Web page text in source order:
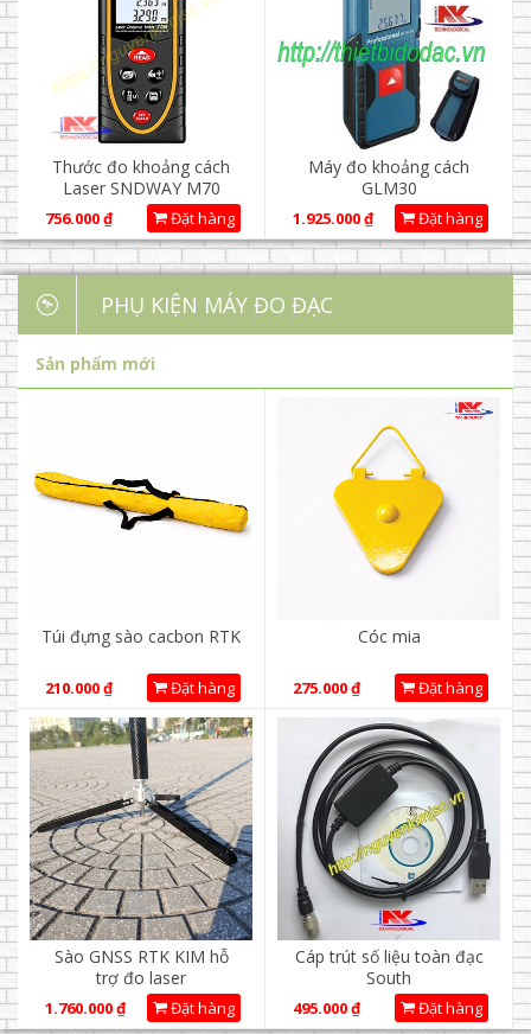
Thước đo khoảng cách
Laser SNDWAY M70
756.000₫ Đặt hàng
Máy đo khoảng cách
GLM30
1.925.000₫ Đặt hàng
PHỤ KIỆN MÁY ĐO ĐẠC
Sản phẩm mới
Túi đựng sào cacbon RTK
210.000₫ Đặt hàng
Cóc mia
275.000₫ Đặt hàng
Sào GNSS RTK KIM hỗ
trợ đo laser
1.760.000₫ Đặt hàng
Cáp trút số liệu toàn đạc
South
495.000₫ Đặt hàng